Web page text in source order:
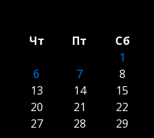
Чт Пт
Сб
1
6 7
8
13 14
15
20 21
22
27 28
29